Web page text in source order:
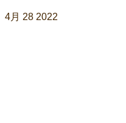
4月 28 2022